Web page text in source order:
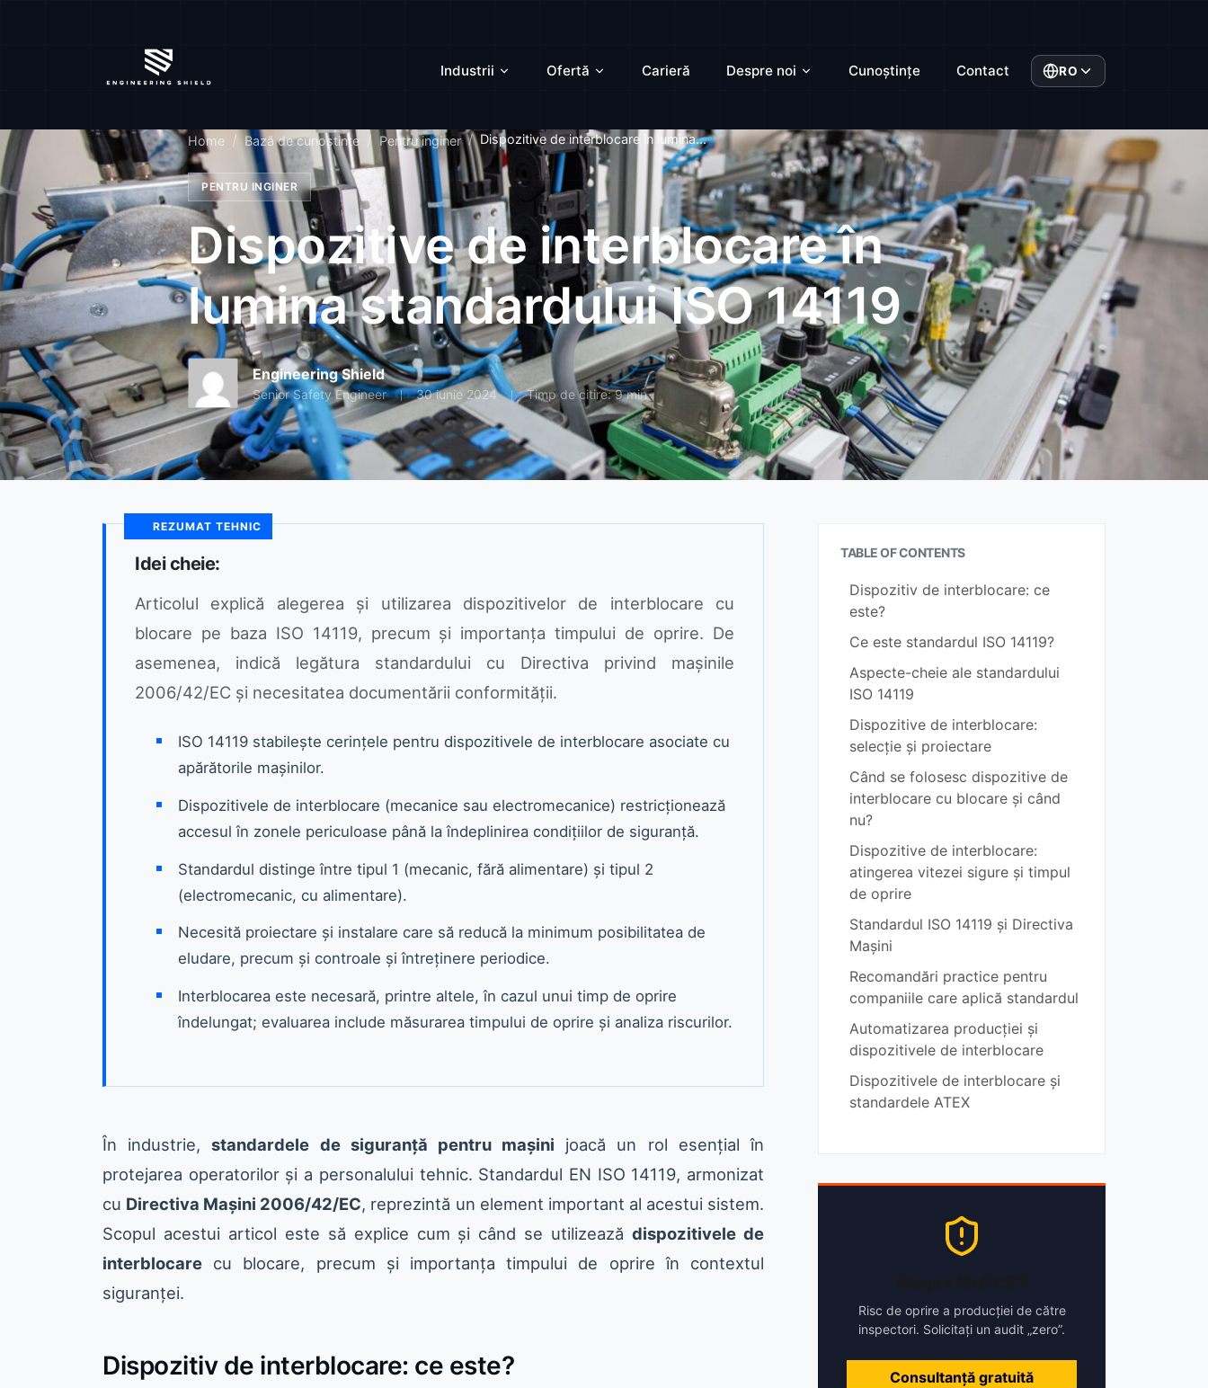
Industrii Ofertă Carieră Despre noi Cunoștințe Contact RO
Home Bază de cunoștințe Pentru inginer Dispozitive de interblocare în lumina...
PENTRU INGINER
Dispozitive de interblocare în
lumina standardului ISO 14119
Engineering Shield
Senior Safety Engineer 30 iunie 2024 Timp de citire: 9 min
REZUMAT TEHNIC
Idei cheie:
Articolul explică alegerea și utilizarea dispozitivelor de interblocare cu
blocare pe baza ISO 14119, precum și importanța timpului de oprire. De
asemenea, indică legătura standardului cu Directiva privind mașinile
2006/42/EC și necesitatea documentării conformității.
ISO 14119 stabilește cerințele pentru dispozitivele de interblocare asociate cu
apărătorile mașinilor.
Dispozitivele de interblocare (mecanice sau electromecanice) restricționează
accesul în zonele periculoase până la îndeplinirea condițiilor de siguranță.
Standardul distinge între tipul 1 (mecanic, fără alimentare) și tipul 2
(electromecanic, cu alimentare).
Necesită proiectare și instalare care să reducă la minimum posibilitatea de
eludare, precum și controale și întreținere periodice.
Interblocarea este necesară, printre altele, în cazul unui timp de oprire
îndelungat; evaluarea include măsurarea timpului de oprire și analiza riscurilor.
În industrie,standardele de siguranță pentru mașini joacă un rol esențial în
protejarea operatorilor și a personalului tehnic. Standardul EN ISO 14119, armonizat
cu Directiva Mașini 2006/42/EC, reprezintă un element important al acestui sistem.
Scopul acestui articol este să explice cum și când se utilizeazădispozitivele de
interblocare cu blocare, precum și importanța timpului de oprire în contextul
siguranței.
Dispozitiv de interblocare: ce este?
TABLE OF CONTENTS
Dispozitiv de interblocare: ce
este?
Ce este standardul ISO 14119?
Aspecte-cheie ale standardului
ISO 14119
Dispozitive de interblocare:
selecție și proiectare
Când se folosesc dispozitive de
interblocare cu blocare și când
nu?
Dispozitive de interblocare:
atingerea vitezei sigure și timpul
de oprire
Standardul ISO 14119 și Directiva
Mașini
Recomandări practice pentru
companiile care aplică standardul
Automatizarea producției și
dispozitivele de interblocare
Dispozitivele de interblocare și
standardele ATEX
Risc de oprire a producției de către
inspectori. Solicitați un audit „zero”.
Consultanță gratuită